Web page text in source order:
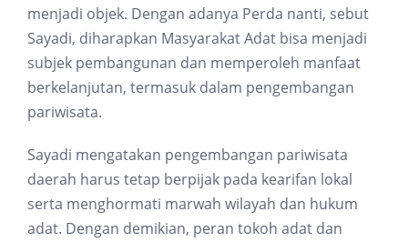
menjadi objek. Dengan adanya Perda nanti, sebut
Sayadi, diharapkan Masyarakat Adat bisa menjadi
subjek pembangunan dan memperoleh manfaat
berkelanjutan, termasuk dalam pengembangan
pariwisata.
Sayadi mengatakan pengembangan pariwisata
daerah harus tetap berpijak pada kearifan lokal
serta menghormati marwah wilayah dan hukum
adat. Dengan demikian, peran tokoh adat dan